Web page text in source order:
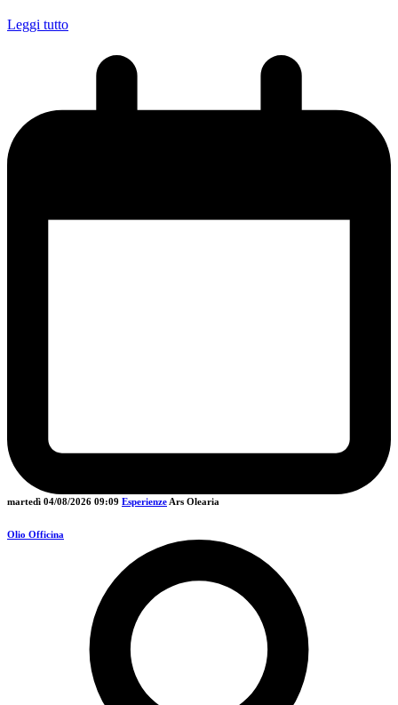
Leggi tutto
martedì 04/08/2026 09:09 Esperienze Ars Olearia
Olio Officina